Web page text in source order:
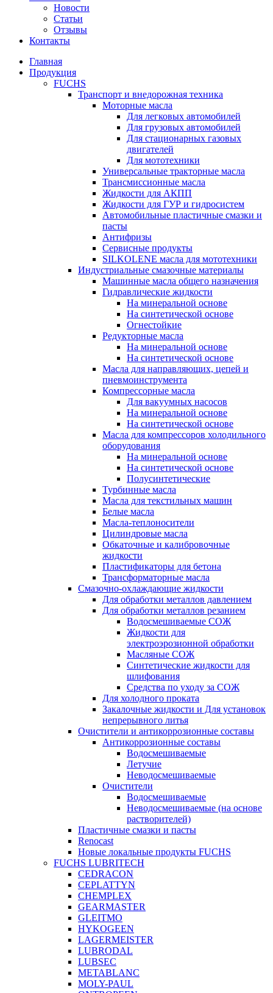
Новости
Статьи
Отзывы
Контакты
Главная
Продукция
FUCHS
Транспорт и внедорожная техника
Моторные масла
Для легковых автомобилей
Для грузовых автомобилей
Для стационарных газовых
двигателей
Для мототехники
Универсальные тракторные масла
Трансмиссионные масла
Жидкости для АКПП
Жидкости для ГУР и гидросистем
Автомобильные пластичные смазки и
пасты
Антифризы
Сервисные продукты
SILKOLENE масла для мототехники
Индустриальные смазочные материалы
Машинные масла общего назначения
Гидравлические жидкости
На минеральной основе
На синтетической основе
Огнестойкие
Редукторные масла
На минеральной основе
На синтетической основе
Масла для направляющих, цепей и
пневмоинструмента
Компрессорные масла
Для вакуумных насосов
На минеральной основе
На синтетической основе
Масла для компрессоров холодильного
оборудования
На минеральной основе
На синтетической основе
Полусинтетические
Турбинные масла
Масла для текстильных машин
Белые масла
Масла-теплоносители
Цилиндровые масла
Обкаточные и калибровочные
жидкости
Пластификаторы для бетона
Трансформаторные масла
Смазочно-охлаждающие жидкости
Для обработки металлов давлением
Для обработки металлов резанием
Водосмешиваемые СОЖ
Жидкости для
электроэрозионной обработки
Масляные СОЖ
Синтетические жидкости для
шлифования
Средства по уходу за СОЖ
Для холодного проката
Закалочные жидкости и Для установок
непрерывного литья
Очистители и антикоррозионные составы
Антикоррозионные составы
Водосмешиваемые
Летучие
Неводосмешиваемые
Очистители
Водосмешиваемые
Неводосмешиваемые (на основе
растворителей)
Пластичные смазки и пасты
Renocast
Новые локальные продукты FUCHS
FUCHS LUBRITECH
CEDRACON
CEPLATTYN
CHEMPLEX
GEARMASTER
GLEITMO
HYKOGEEN
LAGERMEISTER
LUBRODAL
LUBSEC
METABLANC
MOLY-PAUL